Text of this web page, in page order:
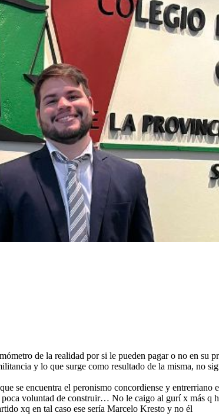
de la realidad por si le pueden pagar o no en su
y lo que surge como resultado de la misma, no
se encuentra el peronismo concordiense y entrerriano
voluntad de construir… No le caigo al gurí x más q
xq en tal caso ese sería Marcelo Kresto y no él